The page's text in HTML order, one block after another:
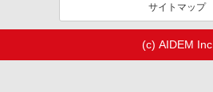
サイトマップ
(c) AIDEM Inc.